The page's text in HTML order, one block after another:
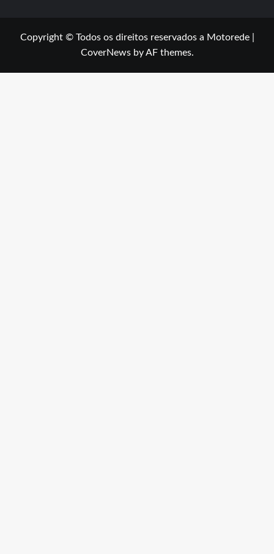
Copyright © Todos os direitos reservados a Motorede
CoverNewsby AF themes.